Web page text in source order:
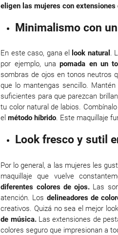
eligen las mujeres con extensiones
Minimalismo con
En este caso, gana el look natural .
por ejemplo, unapomada en un
sombras de ojos en tonos neutros
que lo mantengas sencillo. Mantén
suficientes para que parezcan
tu color natural de labios.
elmétodo híbrido. Este maquillaje
Look fresco y sutil
Por lo general, a las mujeres les
maquillaje que vuelve
diferentes colores de ojos. Las
atención. Los delineadores de
creativos. Quizá no sea el mejor
de música.Las extensiones de
colores seguro que impresionan a